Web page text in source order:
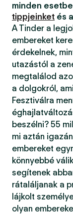
minden
tippjeinket és a
A Tinder a
embereket
érdekelnek,
utazástól a
megtalálod
a dolgokról,
Fesztiválra
beszélni? 55
mi aztán
embereket
könnyebbé
segítenek
rátaláljanak a
lájkolt
olyan